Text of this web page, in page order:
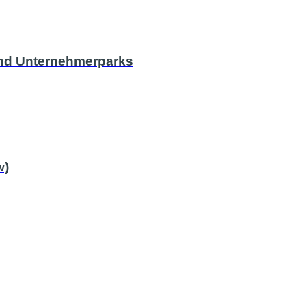
Unternehmerparks